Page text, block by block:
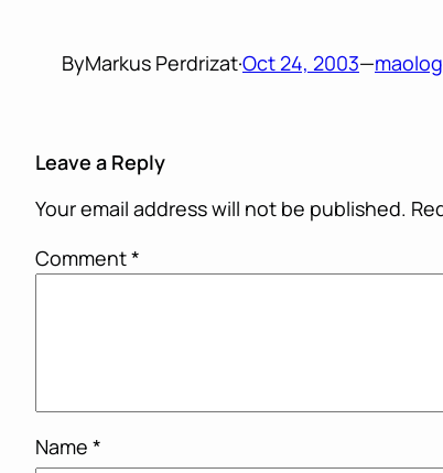
ByMarkus Perdrizat·Oct 24, 2003—
Leave a Reply
Your email address will not be published.
Comment*
Name *